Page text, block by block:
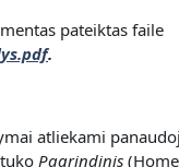
pateiktas faile
.
atliekami
Pagrindinis